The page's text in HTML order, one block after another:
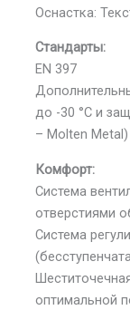
Оснастка:
Стандарты:
EN 397
до -30 °C и
– Molten Metal)
Комфорт:
Система
отверстиями
Система
оптимальной